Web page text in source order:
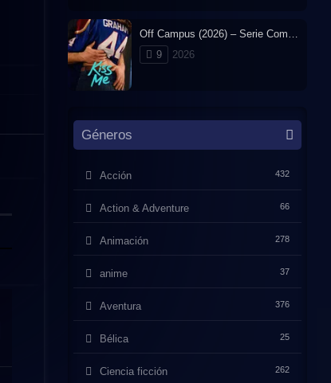
Off Campus (2026) – Serie Completa en Español Latino
9
2026
Géneros
Acción 432
Action & Adventure 66
Animación 278
anime 37
Aventura 376
Bélica 25
Ciencia ficción 262